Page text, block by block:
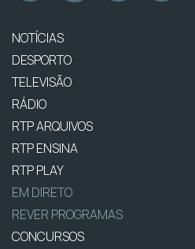
NOTÍCIAS
DESPORTO
TELEVISÃO
RÁDIO
RTP ARQUIVOS
RTP ENSINA
RTP PLAY
EM DIRETO
REVER PROGRAMAS
CONCURSOS